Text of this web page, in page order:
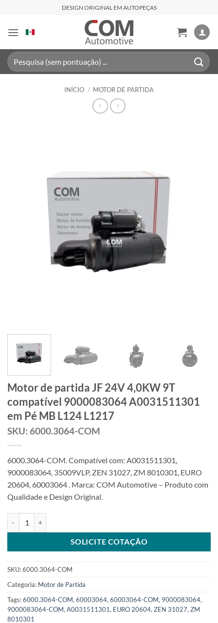
content
DESIGN ORIGINAL EM AUTOPEÇAS
Pesquisar
por:
INÍCIO / MOTOR DE PARTIDA
Motor de partida JF 24V 4,0KW 9T
compatível 9000083064 A0031511301
em Pé MB L124 L1217
SKU: 6000.3064-COM
6000.3064-COM. Compatível com: A0031511301,
9000083064, 35009VLP, ZEN 31027, ZM 8010301, EURO
20604, 60003064 . Marca: COM Automotive – Produto com
Qualidade e Design Original.
SOLICITE COTAÇÃO
SKU:6000.3064-COM
Categoria: Motor de Partida
Tags:6000.3064-COM, 60003064, 60003064-COM, 9000083064,
9000083064-COM, A0031511301, EURO 20604, ZEN 31027, ZM
8010301